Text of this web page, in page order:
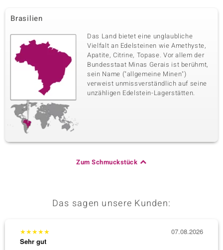
Brasilien
Das Land bietet eine unglaubliche
Vielfalt an Edelsteinen wie Amethyste,
Apatite, Citrine, Topase. Vor allem der
Bundesstaat Minas Gerais ist berühmt,
sein Name ("allgemeine Minen")
verweist unmissverständlich auf seine
unzähligen Edelstein-Lagerstätten.
Zum Schmuckstück
Das sagen unsere Kunden:
★★★★★
Sehr gut
07.08.2026